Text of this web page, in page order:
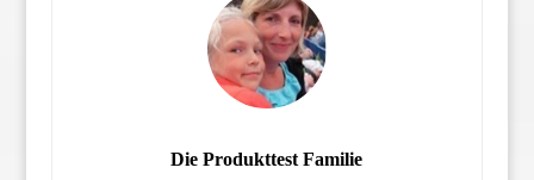
Die Produkttest Familie